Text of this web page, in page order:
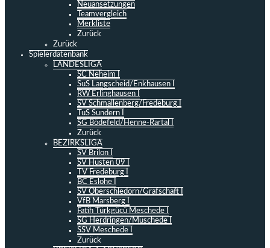
Neuansetzungen
Teamvergleich
Merkliste
Zurück
Zurück
Spielerdatenbank
LANDESLIGA
SC Neheim I
SuS Langscheid/Enkhausen I
RW Erlinghausen I
SV Schmallenberg/Fredeburg I
TuS Sundern I
SG Bödefeld/Henne-Rartal I
Zurück
BEZIRKSLIGA
SV Brilon I
SV Hüsten 09 I
TV Fredeburg I
BC Eslohe I
SV Oberschledorn/Grafschaft I
VfB Marsberg I
Fatih Türkgücü Meschede I
SG Herdringen/Müschede I
SSV Meschede I
Zurück